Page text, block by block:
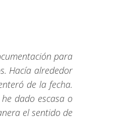
para
Hacía alrededor
de la fecha.
dado escasa o
el sentido de